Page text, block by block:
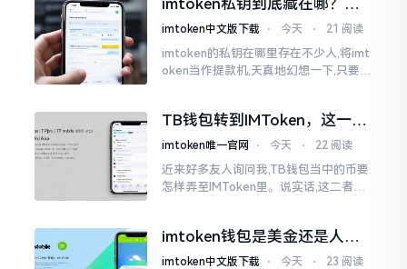
似乎相似
慌，找对地方才安心
imtoken中文版下载 ⋅ 今天 ⋅ 21 阅读
imtoken的私钥在哪里存在不少人,将imt
oken当作提款机,天真地幻想一下,只要把
TB钱包转到IMToken，这一步
别走错
imtoken唯一官网 ⋅ 今天 ⋅ 22 阅读
近来好多友人询问我,TB钱包当中的币要
怎样弄至IMToken里。说实话,这二者皆
就迷糊了
imtoken钱包是美金还是人民
币？其实它是个“多面手”
imtoken中文版下载 ⋅ 今天 ⋅ 23 阅读